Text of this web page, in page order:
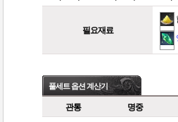
필요재료
풀세트 옵션 계산기
관통 명중